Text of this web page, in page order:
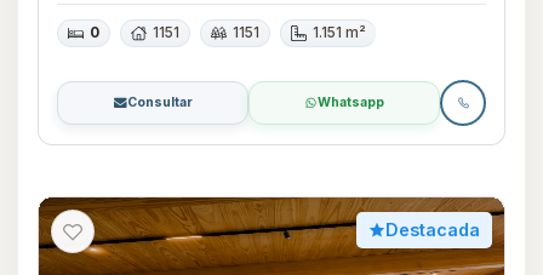
0 1151 1151 1.151 m²
Consultar Whatsapp
Destacada